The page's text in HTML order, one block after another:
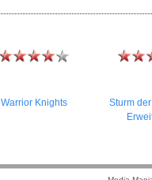
Warrior Knights
Sturm